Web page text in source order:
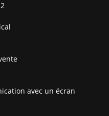
avec un écran